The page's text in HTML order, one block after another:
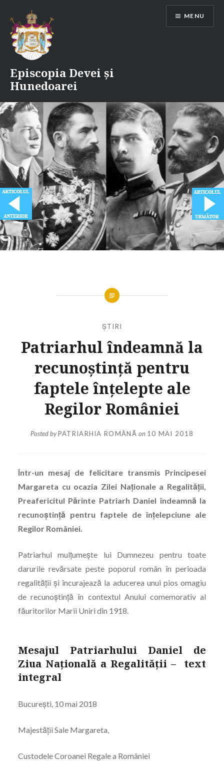
content
Episcopia Devei și
Hunedoarei
MENU
ȘTIRI
Patriarhul îndeamnă la
recunoştinţă pentru
faptele înţelepte ale
Regilor României
Posted byPATRIARHIA ROMÂNĂ on 10 MAI 2018
Într-un mesaj de felicitare transmis Principesei
Margareta cu ocazia Zilei Naţionale a Regalităţii,
Preafericitul Părinte Patriarh Daniel îndeamnă la
recunoştinţă pentru faptele de înțelepciune ale
Regilor României.
Patriarhul mulţumeşte lui Dumnezeu pentru toate
darurile revărsate peste poporul român în perioada
regalităţii şi încurajează la aducerea unui pios omagiu
de recunoștință în contextul Anului comemorativ al
făuritorilor Marii Uniri din 1918.
Mesajul Patriarhului Daniel de
Ziua Naţională a Regalităţii – text
integral
Bucureşti, 10 mai 2018
Majestăţii Sale Margareta,
Custodele Coroanei Regale a României